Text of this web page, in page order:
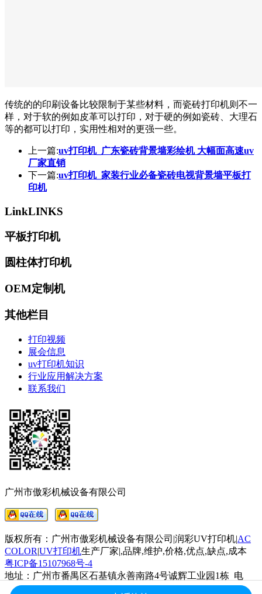
传统的的印刷设备比较限制于某些材料，而瓷砖打印机则不一
样，对于软的例如皮革可以打印，对于硬的例如瓷砖、大理石
等的都可以打印，实用性相对的更强一些。
上一篇:uv打印机_广东瓷砖背景墙彩绘机 大幅面高速uv
厂家直销
下一篇:uv打印机_家装行业必备瓷砖电视背景墙平板打
印机
LinkLINKS
平板打印机
圆柱体打印机
OEM定制机
其他栏目
打印视频
展会信息
uv打印机知识
行业应用解决方案
联系我们
广州市傲彩机械设备有限公司
版权所有：广州市傲彩机械设备有限公司|润彩UV打印机|AC
COLOR|UV打印机生产厂家|,品牌,维护,价格,优点,缺点,成本
粤ICP备15107968号-4
地址：广州市番禺区石基镇永善南路4号诚辉工业园1栋 电
话：18588888135 业务咨询QQ：3439388 E-mail：